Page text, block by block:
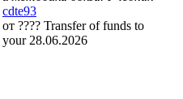
cdte93
от ???? Transfer of funds to
your 28.06.2026